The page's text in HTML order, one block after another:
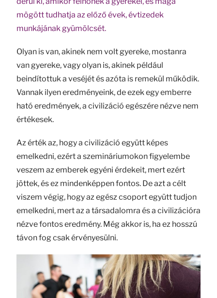
mögött tudhatja az előző évek, évtizedek
munkájának gyümölcsét.
Olyan is van, akinek nem volt gyereke, mostanra
van gyereke, vagy olyan is, akinek például
beindítottuk a veséjét és azóta is remekül működik.
Vannak ilyen eredményeink, de ezek egy emberre
ható eredmények, a civilizáció egészére nézve nem
értékesek.
Az érték az, hogy a civilizáció együtt képes
emelkedni, ezért a szemináriumokon figyelembe
veszem az emberek egyéni érdekeit, mert ezért
jöttek, és ez mindenképpen fontos. De azt a célt
viszem végig, hogy az egész csoport együtt tudjon
emelkedni, mert az a társadalomra és a civilizációra
nézve fontos eredmény. Még akkor is, ha ez hosszú
távon fog csak érvényesülni.